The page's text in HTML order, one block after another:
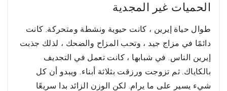
الحميات غير المجدية
طوال حياة إيرين ، كانت حيوية ونشطة ومتحركة. كانت
دائمًا في مزاج جيد ، وتحب المزاح والضحك ، لذلك جذبت
إيرين الناس. في شبابها ، كانت تعمل في التجديف
بالكاياك. ثم تزوجت ورزقت بثلاثة أبناء. ويبدو أن كل
شيء يسير على ما يرام. لكن الوزن الزائد بدا سريعًا